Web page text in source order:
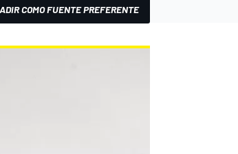
COMO FUENTE PREFERENTE